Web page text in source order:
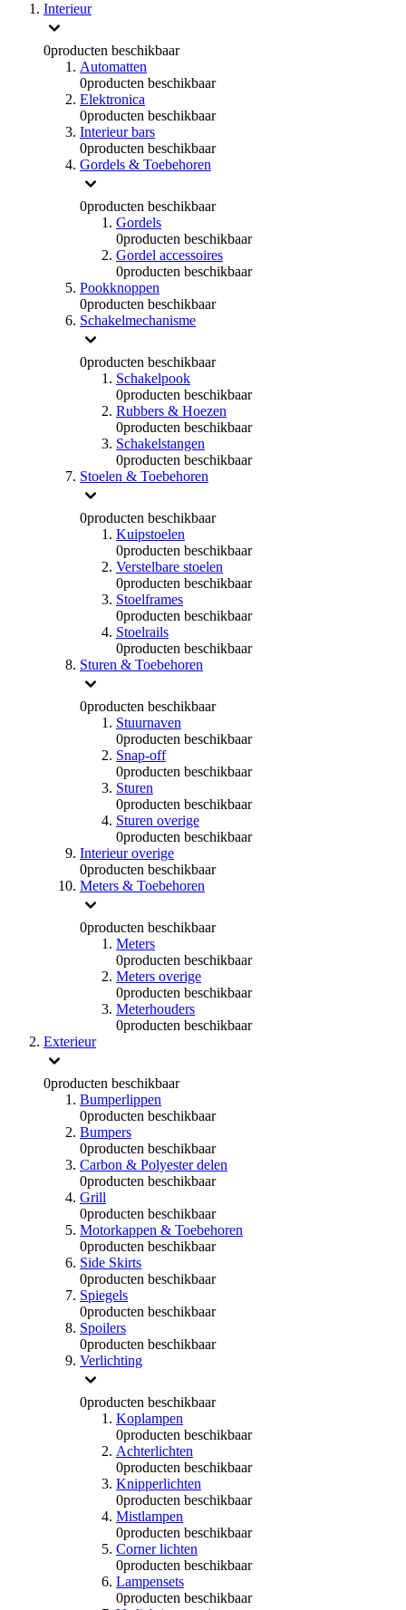
Interieur
0producten beschikbaar
Automatten
0producten beschikbaar
Elektronica
0producten beschikbaar
Interieur bars
0producten beschikbaar
Gordels & Toebehoren
0producten beschikbaar
Gordels
0producten beschikbaar
Gordel accessoires
0producten beschikbaar
Pookknoppen
0producten beschikbaar
Schakelmechanisme
0producten beschikbaar
Schakelpook
0producten beschikbaar
Rubbers & Hoezen
0producten beschikbaar
Schakelstangen
0producten beschikbaar
Stoelen & Toebehoren
0producten beschikbaar
Kuipstoelen
0producten beschikbaar
Verstelbare stoelen
0producten beschikbaar
Stoelframes
0producten beschikbaar
Stoelrails
0producten beschikbaar
Sturen & Toebehoren
0producten beschikbaar
Stuurnaven
0producten beschikbaar
Snap-off
0producten beschikbaar
Sturen
0producten beschikbaar
Sturen overige
0producten beschikbaar
Interieur overige
0producten beschikbaar
Meters & Toebehoren
0producten beschikbaar
Meters
0producten beschikbaar
Meters overige
0producten beschikbaar
Meterhouders
0producten beschikbaar
Exterieur
0producten beschikbaar
Bumperlippen
0producten beschikbaar
Bumpers
0producten beschikbaar
Carbon & Polyester delen
0producten beschikbaar
Grill
0producten beschikbaar
Motorkappen & Toebehoren
0producten beschikbaar
Side Skirts
0producten beschikbaar
Spiegels
0producten beschikbaar
Spoilers
0producten beschikbaar
Verlichting
0producten beschikbaar
Koplampen
0producten beschikbaar
Achterlichten
0producten beschikbaar
Knipperlichten
0producten beschikbaar
Mistlampen
0producten beschikbaar
Corner lichten
0producten beschikbaar
Lampensets
0producten beschikbaar